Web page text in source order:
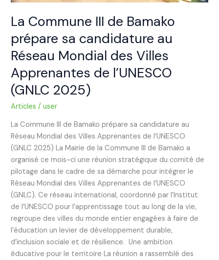
La Commune III de Bamako
prépare sa candidature au
Réseau Mondial des Villes
Apprenantes de l’UNESCO
(GNLC 2025)
Articles /user
La Commune III de Bamako prépare sa candidature au
Réseau Mondial des Villes Apprenantes de l’UNESCO
(GNLC 2025) La Mairie de la Commune III de Bamako a
organisé ce mois-ci une réunion stratégique du comité de
pilotage dans le cadre de sa démarche pour intégrer le
Réseau Mondial des Villes Apprenantes de l’UNESCO
(GNLC). Ce réseau international, coordonné par l’Institut
de l’UNESCO pour l’apprentissage tout au long de la vie,
regroupe des villes du monde entier engagées à faire de
l’éducation un levier de développement durable,
d’inclusion sociale et de résilience. Une ambition
éducative pour le territoire La réunion a rassemblé des
des
Villes
Apprenantes
de
l’UNESCO
2025)